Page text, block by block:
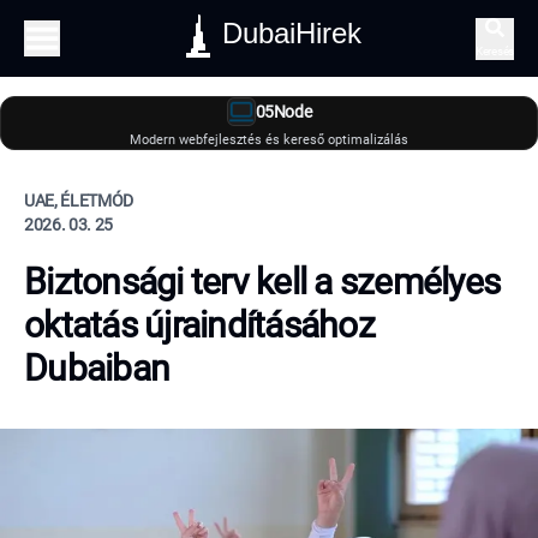
DubaiHirek
05Node
Modern webfejlesztés és kereső optimalizálás
UAE, ÉLETMÓD
2026. 03. 25
Biztonsági terv kell a személyes
oktatás újraindításához
Dubaiban